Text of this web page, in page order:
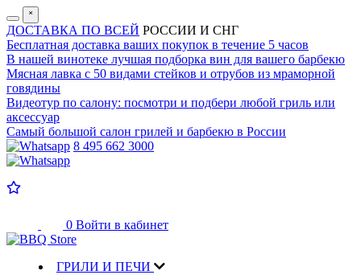
˟
ДОСТАВКА ПО ВСЕЙ РОССИИ И СНГ
Бесплатная доставка ваших покупок в течение 5 часов
В нашей винотеке лучшая подборка вин для вашего барбекю
Мясная лавка с 50 видами стейков и отрубов из мраморной
говядины
Видеотур по салону: посмотри и подбери любой гриль или
аксессуар
Самый большой салон грилей и барбекю в России
8 495 662 3000
0 Войти в кабинет
ГРИЛИ И ПЕЧИ